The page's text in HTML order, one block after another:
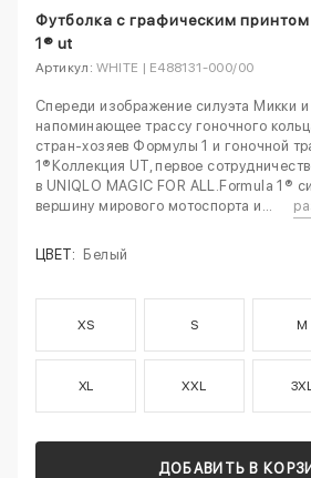
Футболка с графическим
1® ut
Артикул: WHITE | E488131-000/00
Спереди изображение силуэта Микки и
напоминающее трассу гоночного
стран-хозяев Формулы 1 и гоночной
1®Коллекция UT, первое
в UNIQLO MAGIC FOR ALL.Formula 1®
вершину мирового мотоспорта и...
ЦВЕТ: Белый
XS S M
XL XXL 3XL
ДОБАВИТЬ В